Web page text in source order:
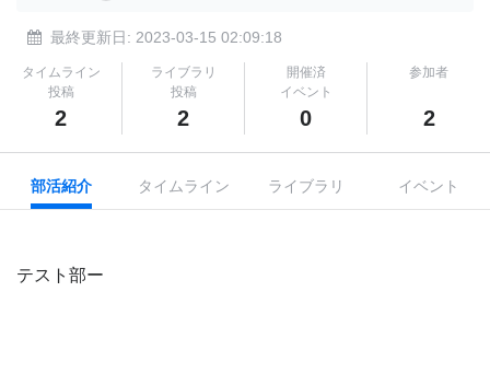
最終更新日: 2023-03-15 02:09:18
タイムライン
投稿
2
ライブラリ
投稿
2
開催済
イベント
0
参加者
2
部活紹介 タイムライン ライブラリ イベント
テスト部ー